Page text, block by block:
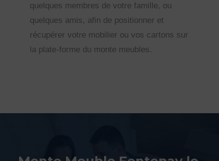
quelques membres de votre famille, ou
quelques amis, afin de positionner et
récupérer votre mobilier ou vos cartons sur
la plate-forme du monte meubles.